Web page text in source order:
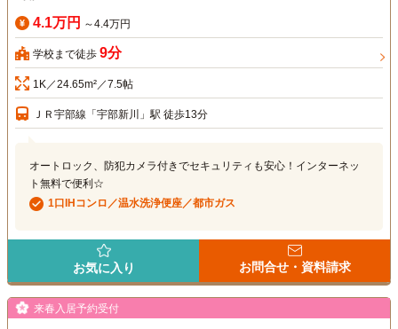
4.1万円 ～4.4万円
学校まで徒歩 9分
1K／24.65m²／7.5帖
ＪＲ宇部線「宇部新川」駅 徒歩13分
オートロック、防犯カメラ付きでセキュリティも安心！インターネッ
ト無料で便利☆
1口IHコンロ／温水洗浄便座／都市ガス
お気に入り お問合せ・資料請求
来春入居予約受付